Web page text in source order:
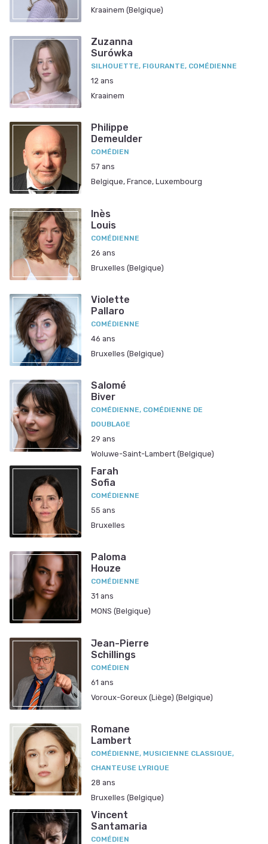
Kraainem (Belgique)
Zuzanna
Surówka
SILHOUETTE, FIGURANTE, COMÉDIENNE
12 ans
Kraainem
Philippe
Demeulder
COMÉDIEN
57 ans
Belgique, France, Luxembourg
Inès
Louis
COMÉDIENNE
26 ans
Bruxelles (Belgique)
Violette
Pallaro
COMÉDIENNE
46 ans
Bruxelles (Belgique)
Salomé
Biver
COMÉDIENNE, COMÉDIENNE DE
DOUBLAGE
29 ans
Woluwe-Saint-Lambert (Belgique)
Farah
Sofia
COMÉDIENNE
55 ans
Bruxelles
Paloma
Houze
COMÉDIENNE
31 ans
MONS (Belgique)
Jean-Pierre
Schillings
COMÉDIEN
61 ans
Voroux-Goreux (Liège) (Belgique)
Romane
Lambert
COMÉDIENNE, MUSICIENNE CLASSIQUE,
CHANTEUSE LYRIQUE
28 ans
Bruxelles (Belgique)
Vincent
Santamaria
COMÉDIEN